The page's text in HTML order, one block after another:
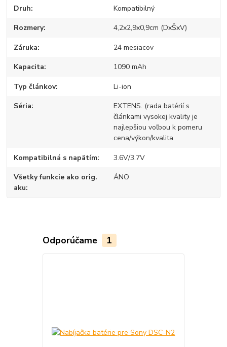
Druh Kompatibilný
Rozmery 4,2x2,9x0,9cm (DxŠxV)
Záruka 24 mesiacov
Kapacita 1090 mAh
Typ článkov Li-ion
Séria
EXTENS. (rada batérií s
článkami vysokej kvality je
najlepšiou voľbou k pomeru
cena/výkon/kvalita
Kompatibilná s napätím 3.6V/3.7V
Všetky funkcie ako orig.
aku
ÁNO
Odporúčame 1